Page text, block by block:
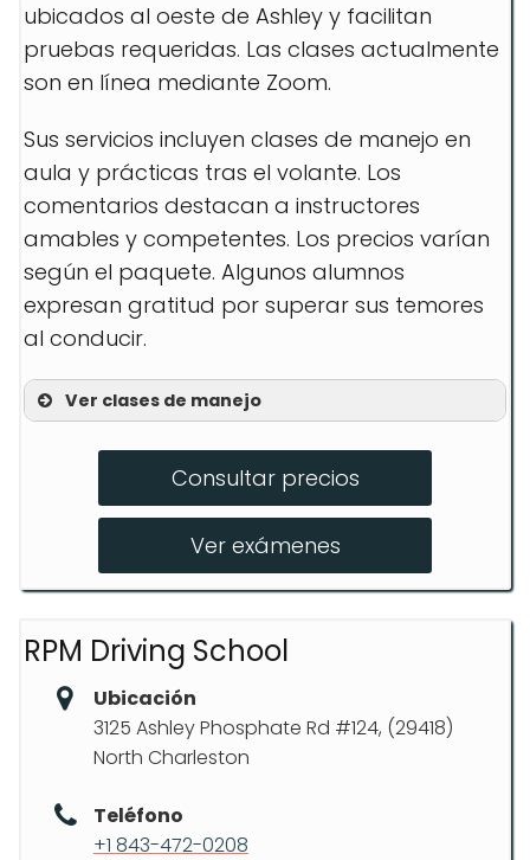
ubicados al oeste de Ashley y facilitan
pruebas requeridas. Las clases actualmente
son en línea mediante Zoom.
Sus servicios incluyen clases de manejo en
aula y prácticas tras el volante. Los
comentarios destacan a instructores
amables y competentes. Los precios varían
según el paquete. Algunos alumnos
expresan gratitud por superar sus temores
al conducir.
Ver clases de manejo
Lecciones prácticas
Curso defensivo
Consultar precios
Ver exámenes
RPM Driving School
Ubicación
3125 Ashley Phosphate Rd #124, (29418)
North Charleston
Teléfono
+1 843-472-0208